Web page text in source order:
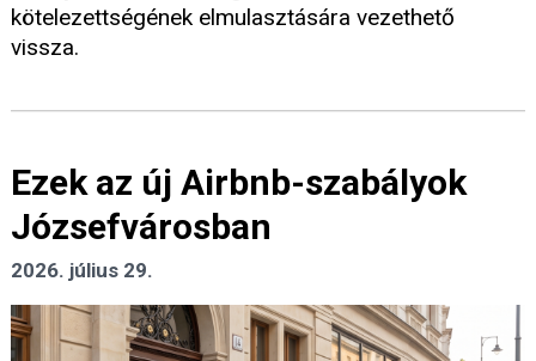
kötelezettségének elmulasztására vezethető
vissza.
Ezek az új Airbnb-szabályok
Józsefvárosban
2026. július 29.